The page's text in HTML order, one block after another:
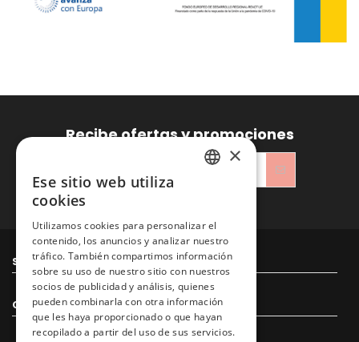
Recibe ofertas y promociones
He leído y acepto la
Sitacosmos SL
Contacto
×
Ese sitio web utiliza
cookies
Utilizamos cookies para personalizar el
contenido, los anuncios y analizar nuestro
tráfico. También compartimos información
sobre su uso de nuestro sitio con nuestros
socios de publicidad y análisis, quienes
pueden combinarla con otra información
que les haya proporcionado o que hayan
recopilado a partir del uso de sus servicios.